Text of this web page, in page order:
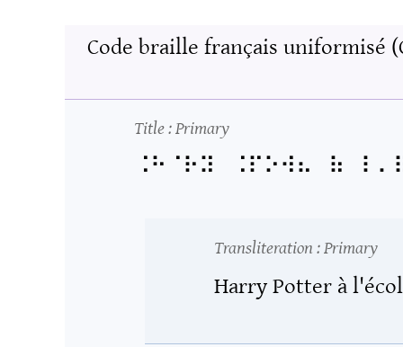
Code braille français uniformisé
Title: Primary
Transliteration: Primary
Harry Potter à